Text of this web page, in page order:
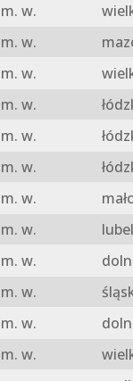
w.
w.
w.
w.
w.
w.
w.
w.
w.
w.
w.
w.